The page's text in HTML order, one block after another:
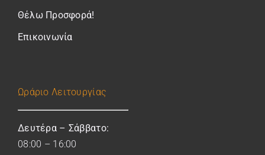
Θέλω Προσφορά!
Επικοινωνία
Ωράριο Λειτουργίας
Δευτέρα – Σάββατο:
08:00 – 16:00